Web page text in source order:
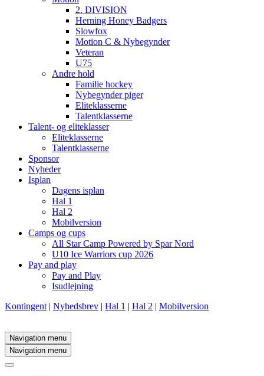
2. DIVISION
Herning Honey Badgers
Slowfox
Motion C & Nybegynder
Veteran
U75
Andre hold
Familie hockey
Nybegynder piger
Eliteklasserne
Talentklasserne
Talent- og eliteklasser
Eliteklasserne
Talentklasserne
Sponsor
Nyheder
Isplan
Dagens isplan
Hal 1
Hal 2
Mobilversion
Camps og cups
All Star Camp Powered by Spar Nord
U10 Ice Warriors cup 2026
Pay and play
Pay and Play
Isudlejning
Kontingent | Nyhedsbrev | Hal 1 | Hal 2 | Mobilversion
Navigation menu
Navigation menu